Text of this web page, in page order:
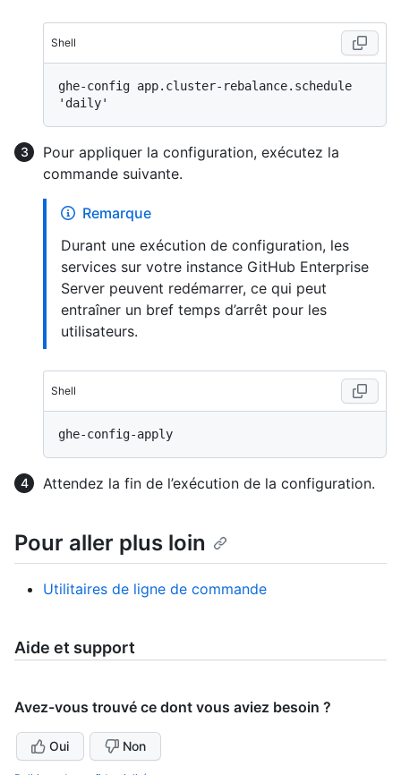
Shell
ghe-config app.cluster-rebalance.schedule
Pour appliquer la configuration, exécutez la
commande suivante.
Remarque
Durant une exécution de configuration, les
services sur votre instance GitHub Enterprise
Server peuvent redémarrer, ce qui peut
entraîner un bref temps d’arrêt pour les
utilisateurs.
Shell
Attendez la fin de l’exécution de la configuration.
Pour aller plus loin
Utilitaires de ligne de commande
Aide et support
Avez-vous trouvé ce dont vous aviez besoin ?
Oui Non